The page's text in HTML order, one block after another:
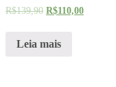
R$139,90 R$110,00
Leia mais